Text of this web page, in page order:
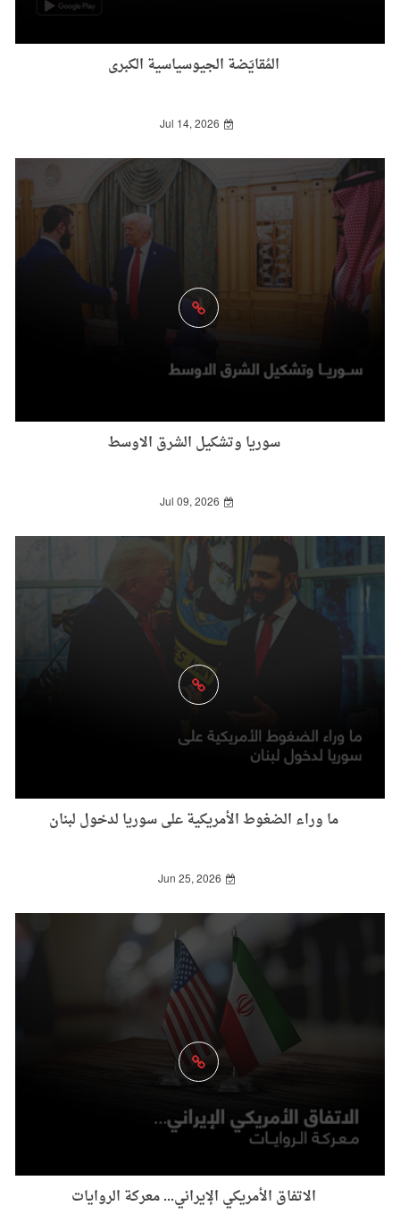
المُقايَضة الجيوسياسية الكبرى
Jul 14, 2026
سوريا وتشكيل الشرق الاوسط
Jul 09, 2026
ما وراء الضغوط الأمريكية على سوريا لدخول لبنان
Jun 25, 2026
الاتفاق الأمريكي الإيراني... معركة الروايات